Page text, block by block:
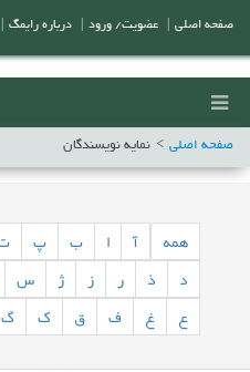
صفحه اصلی نمایه نویسندگان
همه ب پ ت
د
ذ ر ز ژ س
ع
غ ف ق ک گ
صفحه اصلی عضویت/ ورود درباره رایمگ